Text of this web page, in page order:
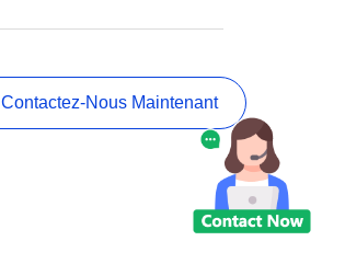
Contactez-Nous Maintenant